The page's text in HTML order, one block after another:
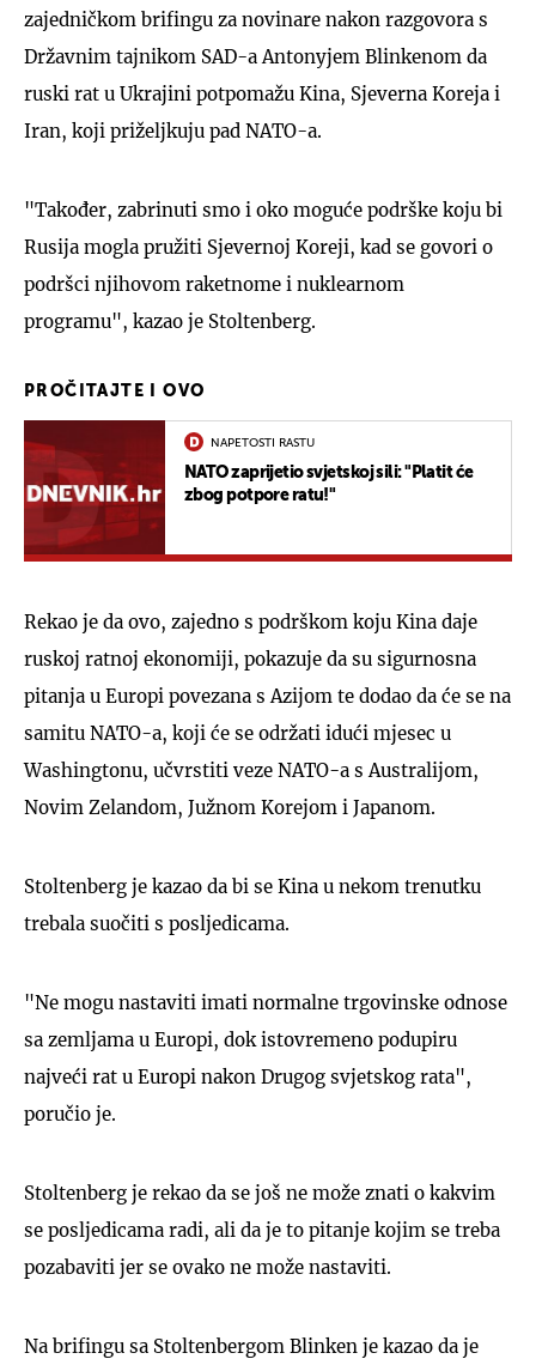
zajedničkom brifingu za novinare nakon razgovora s
Državnim tajnikom SAD-a Antonyjem Blinkenom da
ruski rat u Ukrajini potpomažu Kina, Sjeverna Koreja i
Iran, koji priželjkuju pad NATO-a.
"Također, zabrinuti smo i oko moguće podrške koju bi
Rusija mogla pružiti Sjevernoj Koreji, kad se govori o
podršci njihovom raketnome i nuklearnom
programu", kazao je Stoltenberg.
PROČITAJTE I OVO
NAPETOSTI RASTU
NATO zaprijetio svjetskoj sili: "Platit će
zbog potpore ratu!"
Rekao je da ovo, zajedno s podrškom koju Kina daje
ruskoj ratnoj ekonomiji, pokazuje da su sigurnosna
pitanja u Europi povezana s Azijom te dodao da će se na
samitu NATO-a, koji će se održati idući mjesec u
Washingtonu, učvrstiti veze NATO-a s Australijom,
Novim Zelandom, Južnom Korejom i Japanom.
Stoltenberg je kazao da bi se Kina u nekom trenutku
trebala suočiti s posljedicama.
"Ne mogu nastaviti imati normalne trgovinske odnose
sa zemljama u Europi, dok istovremeno podupiru
najveći rat u Europi nakon Drugog svjetskog rata",
poručio je.
Stoltenberg je rekao da se još ne može znati o kakvim
se posljedicama radi, ali da je to pitanje kojim se treba
pozabaviti jer se ovako ne može nastaviti.
Na brifingu sa Stoltenbergom Blinken je kazao da je